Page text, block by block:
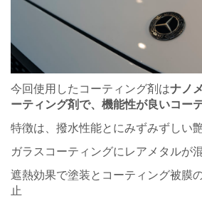
今回使用したコーティング剤はナノ
ーティング剤で、機能性が良いコー
特徴は、撥水性能とにみずみずしい
ガラスコーティングにレアメタルが
遮熱効果で塗装とコーティング被膜
止